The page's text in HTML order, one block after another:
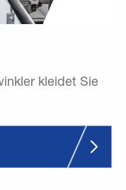
kleidet Sie